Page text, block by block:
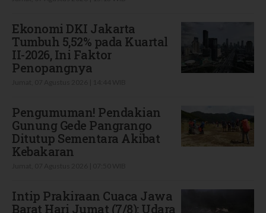
Ekonomi DKI Jakarta
Tumbuh 5,52% pada Kuartal
II-2026, Ini Faktor
Penopangnya
Pengumuman! Pendakian
Gunung Gede Pangrango
Ditutup Sementara Akibat
Kebakaran
Intip Prakiraan Cuaca Jawa
Barat Hari Jumat (7/8): Udara